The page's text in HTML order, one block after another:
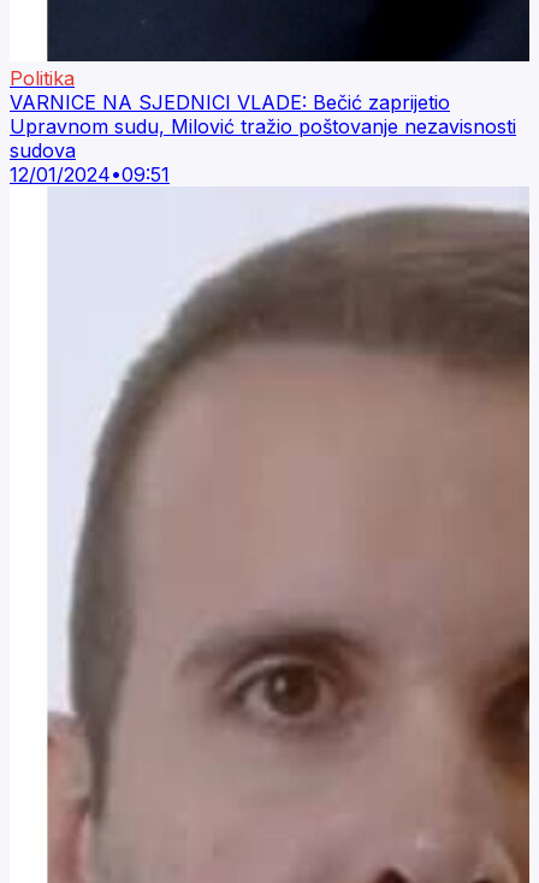
Politika
VARNICE NA SJEDNICI VLADE: Bečić zaprijetio
Upravnom sudu, Milović tražio poštovanje nezavisnosti
sudova
12/01/2024•09:51